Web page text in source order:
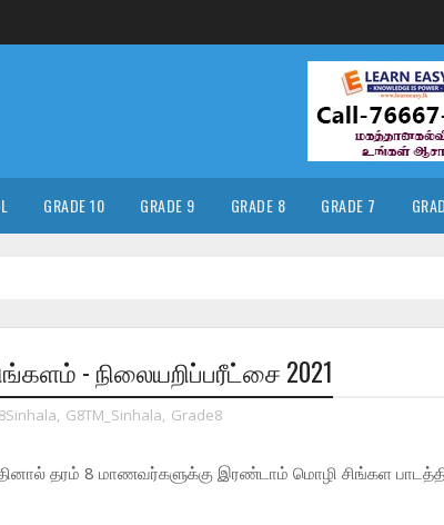
GRADE 10 GRADE 9 GRADE 8 GRADE 7
- நிலையறிப்பரீட்சை 2021
, G8TM_Sinhala, Grade8
தரம் 8 மாணவர்களுக்கு இரண்டாம் மொழி சிங்கள